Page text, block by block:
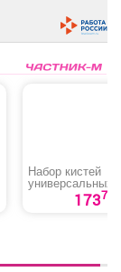
Набор кистей
универсальных
«Zolder» 17370